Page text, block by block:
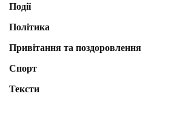
Події
Політика
Привітання та поздоровлення
Спорт
Тексти